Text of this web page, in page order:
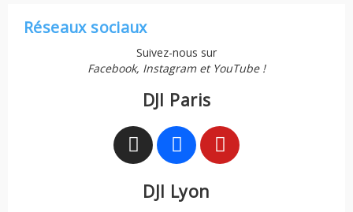
Réseaux sociaux
Suivez-nous sur
Facebook, Instagram et YouTube !
DJI Paris
DJI Lyon